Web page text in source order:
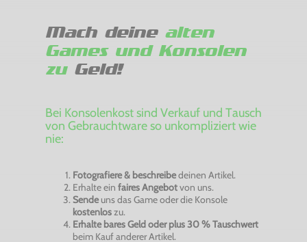
Mach deine alten
Games und Konsolen
zuGeld!
Bei Konsolenkost sind Verkauf und Tausch
von Gebrauchtware so unkompliziert wie
nie:
Fotografiere & beschreibedeinen Artikel.
Erhalte ein faires Angebotvon uns.
Sendeuns das Game oder die Konsole
kostenloszu.
Erhalte bares Geld oder plus 30 % Tauschwert
beim Kauf anderer Artikel.